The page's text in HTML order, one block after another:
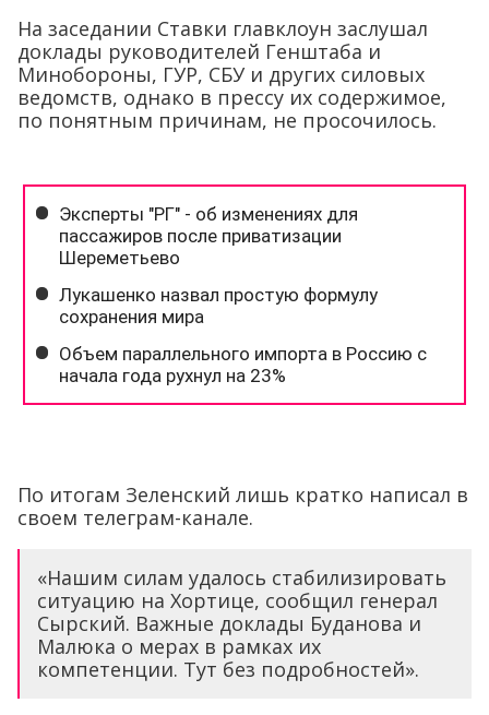
На заседании Ставки главклоун заслушал
доклады руководителей Генштаба и
Минобороны, ГУР, СБУ и других силовых
ведомств, однако в прессу их содержимое,
по понятным причинам, не просочилось.
По итогам Зеленский лишь кратко написал в
своем телеграм-канале.
«Нашим силам удалось стабилизировать
ситуацию на Хортице, сообщил генерал
Сырский. Важные доклады Буданова и
Малюка о мерах в рамках их
компетенции. Тут без подробностей».